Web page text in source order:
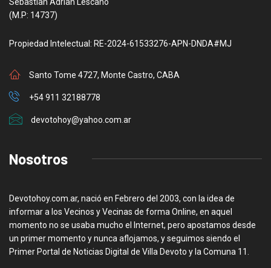
(M.P: 14737)
Propiedad Intelectual: RE-2024-61533276-APN-DNDA#MJ
Santo Tome 4727, Monte Castro, CABA
+54 911 32188778
devotohoy@yahoo.com.ar
Nosotros
Devotohoy.com.ar, nació en Febrero del 2003, con la idea de
informar a los Vecinos y Vecinas de forma Online, en aquel
momento no se usaba mucho el Internet, pero apostamos desde
un primer momento y nunca aflojamos, y seguimos siendo el
Primer Portal de Noticias Digital de Villa Devoto y la Comuna 11.